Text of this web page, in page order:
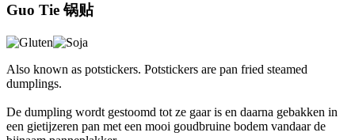
Guo Tie 锅贴
Also known as potstickers. Potstickers are pan fried steamed
dumplings.
De dumpling wordt gestoomd tot ze gaar is en daarna gebakken in
een gietijzeren pan met een mooi goudbruine bodem vandaar de